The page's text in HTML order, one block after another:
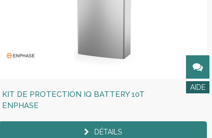
KIT DE PROTECTION IQ BATTERY 10T
ENPHASE
DÉTAILS